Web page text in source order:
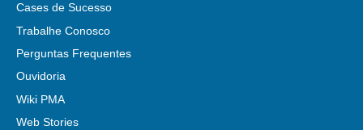
Cases de Sucesso
Trabalhe Conosco
Perguntas Frequentes
Ouvidoria
Wiki PMA
Web Stories